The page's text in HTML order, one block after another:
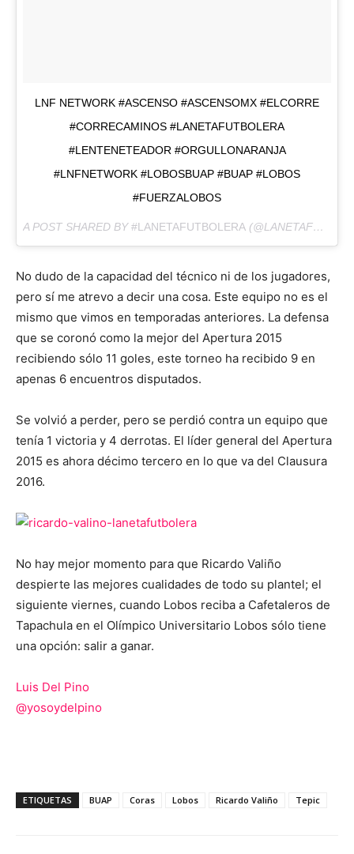
LNF NETWORK #ASCENSO #ASCENSOMX #ELCORRE
#CORRECAMINOS #LANETAFUTBOLERA
#LENTENETEADOR #ORGULLONARANJA
#LNFNETWORK #LOBOSBUAP #BUAP #LOBOS
#FUERZALOBOS
A POST SHARED BY#LANETAFUTBOLERA (@LANETAFUTBOLERA) ON
No dudo de la capacidad del técnico ni de los jugadores,
pero sí me atrevo a decir una cosa. Este equipo no es el
mismo que vimos en temporadas anteriores. La defensa
que se coronó como la mejor del Apertura 2015
recibiendo sólo 11 goles, este torneo ha recibido 9 en
apenas 6 encuentros disputados.
Se volvió a perder, pero se perdió contra un equipo que
tenía 1 victoria y 4 derrotas. El líder general del Apertura
2015 es ahora décimo tercero en lo que va del Clausura
2016.
No hay mejor momento para que Ricardo Valiño
despierte las mejores cualidades de todo su plantel; el
siguiente viernes, cuando Lobos reciba a Cafetaleros de
Tapachula en el Olímpico Universitario Lobos sólo tiene
una opción: salir a ganar.
Luis Del Pino
@yosoydelpino
ETIQUETAS BUAP Coras Lobos Ricardo Valiño Tepic